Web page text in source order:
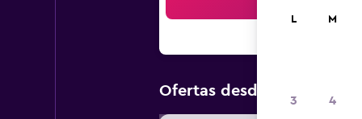
Ofertas desde Oferta
L M
3 4